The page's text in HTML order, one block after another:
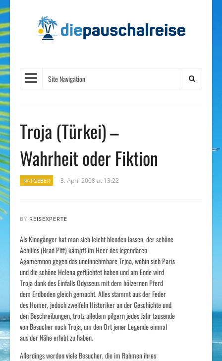
Site Navigation
Troja (Türkei) –
Wahrheit oder Fiktion
RATGEBER 3. April 2008 at 13:22
BY REISEXPERTE
Als Kinogänger hat man sich leicht blenden lassen, der schöne
Achilles (Brad Pitt) kämpft im Heer des legendären
Agamemnon gegen das uneinnehmbare Trjoa, wohin sich Paris
und die schöne Helena geflüchtet haben und am Ende wird
Troja dank des Einfalls Odysseus mit dem hölzernen Pferd
dem Erdboden gleich gemacht. Alles stammt aus der Feder
des Homer, jedoch zweifeln Historiker an der Geschichte und
den Beschreibungen, trotz alledem pilgern jedes Jahr tausende
von Besucher nach Troja, um den Ort jener Legende einmal
aus der Nähe erlebt zu haben.
Allerdings werden viele Besucher, die im Rahmen ihres